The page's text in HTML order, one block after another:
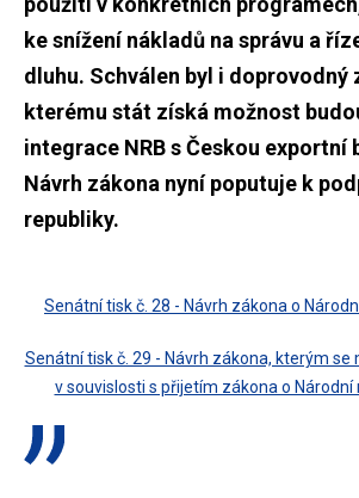
ke snížení nákladů na správu a
dluhu. Schválen byl i doprovodný
kterému stát získá možnost
integrace NRB s Českou exportní
Návrh zákona nyní poputuje k
republiky.
Senátní tisk č. 28 - Návrh zákona o
Senátní tisk č. 29 - Návrh zákona, kterým se
v souvislosti s přijetím zákona o Národní